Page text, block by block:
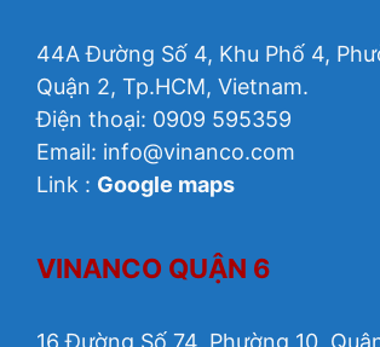
44A Đường Số 4, Khu Phố 4,
Quận 2, Tp.HCM, Vietnam.
Điện thoại: 0909 595359
Email: info@vinanco.com
Link : Google maps
VINANCO QUẬN 6
16 Đường Số 74, Phường 10,